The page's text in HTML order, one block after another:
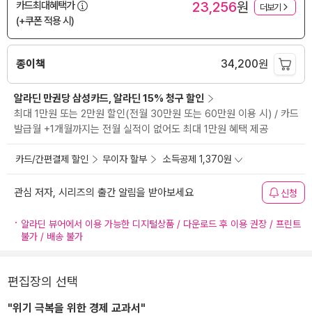
카드최대혜택가
(+쿠폰 적용 시)
23,256원 더보기
종이책 34,200원
알라딘 만권당 삼성카드, 알라딘 15% 청구 할인
최대 1만원 또는 2만원 할인(전월 30만원 또는 60만원 이용 시) / 카드
발급월 +1개월까지는 전월 실적이 없어도 최대 1만원 혜택 제공
카드/간편결제 할인 무이자 할부 소득공제 1,370원
관심 저자, 시리즈의 출간 알림을 받아보세요 신청
알라딘 뷰어에서 이용 가능한 디지털상품 / 다운로드 후 이용 권장 / 프린트
불가 / 배송 불가
편집장의 선택
"위기 극복을 위한 경제 교과서"